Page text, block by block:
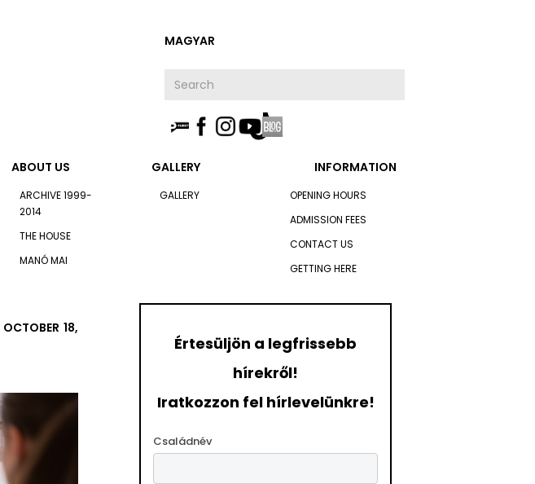
MAGYAR
ABOUT US
ARCHIVE 1999-
2014
THE HOUSE
MANÓ MAI
GALLERY
GALLERY
INFORMATION
OPENING HOURS
ADMISSION FEES
CONTACT US
GETTING HERE
18,
Értesüljön a legfrissebb
hírekről!
Iratkozzon fel hírlevelünkre!
Családnév